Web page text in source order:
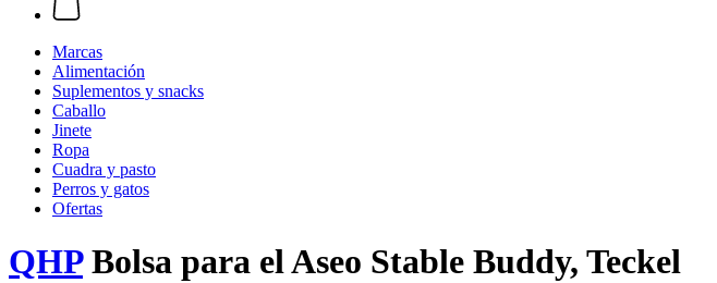
Marcas
Alimentación
Suplementos y snacks
Caballo
Jinete
Ropa
Cuadra y pasto
Perros y gatos
Ofertas
QHPBolsa para el Aseo Stable Buddy, Teckel